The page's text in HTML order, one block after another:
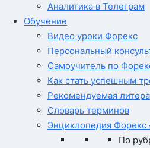
Аналитика в Телеграм
Обучение
Видео уроки Форекс
Персональный
Самоучитель по
Как стать успешным
Рекомендуемая
Словарь терминов
Энциклопедия Форекс
По